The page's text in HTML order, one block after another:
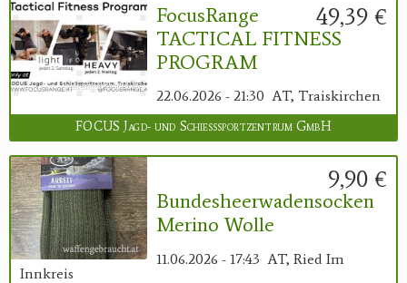
49,39 €
FocusRange
TACTICAL FITNESS
PROGRAM
22.06.2026 - 21:30 AT, Traiskirchen
FOCUS Jagd- und Schießsportzentrum GmbH
9,90 €
Bundesheerwadensocken
Merino Wolle
11.06.2026 - 17:43 AT, Ried Im
Innkreis